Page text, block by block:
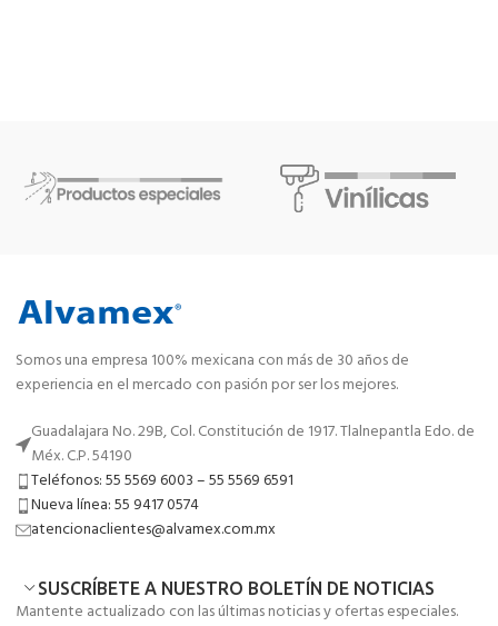
Somos una empresa 100% mexicana con más de 30 años de
experiencia en el mercado con pasión por ser los mejores.
Guadalajara No. 29B, Col. Constitución de 1917. Tlalnepantla Edo. de
Méx. C.P. 54190
Teléfonos: 55 5569 6003 – 55 5569 6591
Nueva línea: 55 9417 0574
atencionaclientes@alvamex.com.mx
SUSCRÍBETE A NUESTRO BOLETÍN DE NOTICIAS
Mantente actualizado con las últimas noticias y ofertas especiales.